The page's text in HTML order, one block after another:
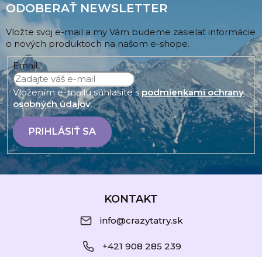
ODOBERAŤ NEWSLETTER
Vložte svoj e-mail a my Vám budeme zasielať informácie
o nových produktoch na našom e-shope.
Email
Vložením e-mailu súhlasíte spodmienkami ochrany
osobných údajov.
PRIHLÁSIŤ SA
KONTAKT
info@crazytatry.sk
+421 908 285 239